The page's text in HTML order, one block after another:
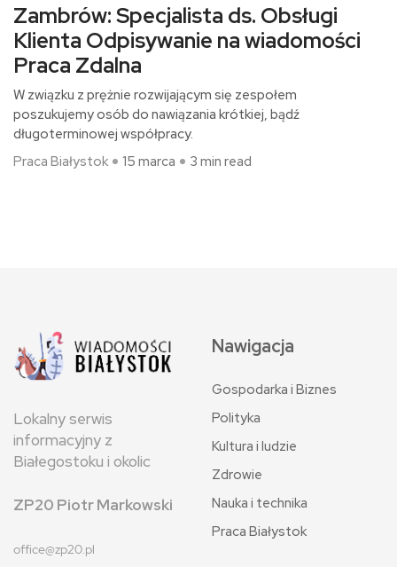
Zambrów: Specjalista ds. Obsługi
Klienta Odpisywanie na wiadomości
Praca Zdalna
W związku z prężnie rozwijającym się zespołem
poszukujemy osób do nawiązania krótkiej, bądź
długoterminowej współpracy.
Praca Białystok
15 marca 3 min read
Lokalny serwis
informacyjny z
Białegostoku i okolic
ZP20 Piotr Markowski
office@zp20.pl
Nawigacja
Gospodarka i Biznes
Polityka
Kultura i ludzie
Zdrowie
Nauka i technika
Praca Białystok